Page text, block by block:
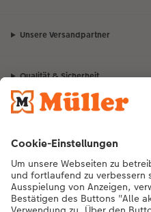
Unsere Versandpartner
Qualität & Sicherheit
Nachhaltigkeit bei CEWE
Mein Fotoservice
Informationen